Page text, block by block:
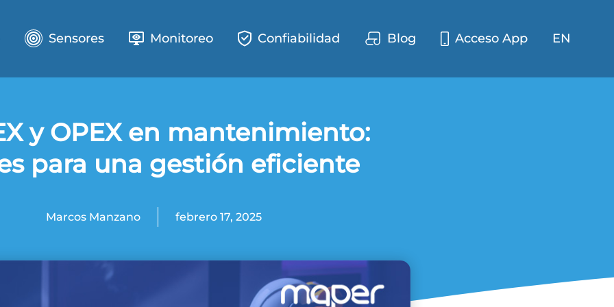
Sensores Monitoreo Confiabilidad Blog Acceso App EN
y OPEX en mantenimiento:
para una gestión eficiente
Marcos Manzano febrero 17, 2025